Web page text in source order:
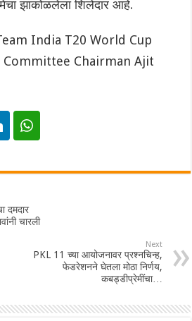
झाकोळलेला शिलेदार आहे.
India T20 World Cup
Chairman Ajit
दमदार
चारली
Next
PKL 11 च्या आयोजनावर प्रश्नचिन्ह,
फेडरेशनने घेतला मोठा निर्णय,
कबड्डीप्रेमींचा…